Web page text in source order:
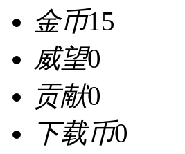
金币15
威望0
贡献0
下载币0